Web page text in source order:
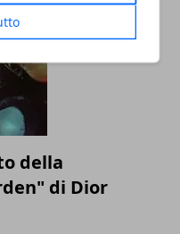
della
di Dior